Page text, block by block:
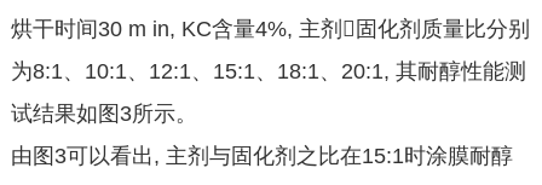
烘干时间30 m in, KC含量4%, 主剂􀀁固化剂质量比分别
为8:1、10:1、12:1、15:1、18:1、20:1, 其耐醇性能测
试结果如图3所示。
由图3可以看出, 主剂与固化剂之比在15:1时涂膜耐醇